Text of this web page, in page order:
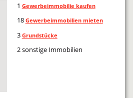
1 Gewerbeimmobilie kaufen
18 Gewerbeimmobilien mieten
3 Grundstücke
2 sonstige Immobilien